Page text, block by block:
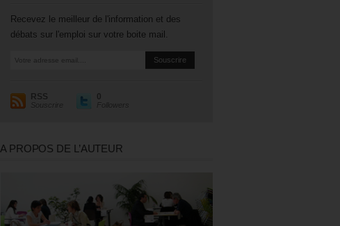
Recevez le meilleur de l'information et des
débats sur l'emploi sur votre boite mail.
RSS
Souscrire
0
Followers
A PROPOS DE L’AUTEUR